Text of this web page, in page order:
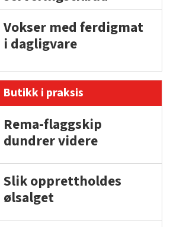
Vokser med ferdigmat
i dagligvare
i praksis
Rema-flaggskip
dundrer videre
Slik opprettholdes
ølsalget